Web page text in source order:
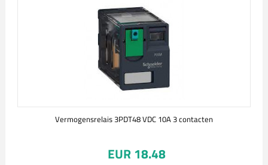
Vermogensrelais 3PDT48 VDC 10A 3 contacten
EUR 18.48